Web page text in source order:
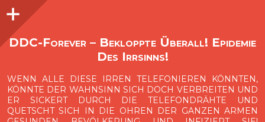
O
p
e
n
i
d
e
b
a
DDC-Forever – Bekloppte Überall! Epidemie
Des Irrsinns!
WENN ALLE DIESE IRREN TELEFONIEREN KÖNNTEN,
KÖNNTE DER WAHNSINN SICH DOCH VERBREITEN UND
ER SICKERT DURCH DIE TELEFONDRÄHTE UND
QUETSCHT SICH IN DIE OHREN DER GANZEN ARMEN
Seitenleiste